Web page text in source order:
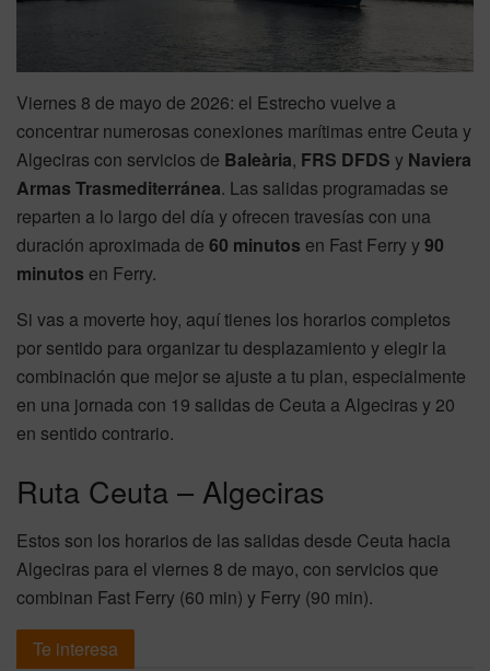
Viernes 8 de mayo de 2026: el Estrecho vuelve a
concentrar numerosas conexiones marítimas entre Ceuta y
Algeciras con servicios de Baleària, FRS DFDS y Naviera
Armas Trasmediterránea. Las salidas programadas se
reparten a lo largo del día y ofrecen travesías con una
duración aproximada de 60 minutos en Fast Ferry y90
minutos en Ferry.
Si vas a moverte hoy, aquí tienes los horarios completos
por sentido para organizar tu desplazamiento y elegir la
combinación que mejor se ajuste a tu plan, especialmente
en una jornada con 19 salidas de Ceuta a Algeciras y 20
en sentido contrario.
Ruta Ceuta – Algeciras
Estos son los horarios de las salidas desde Ceuta hacia
Algeciras para el viernes 8 de mayo, con servicios que
combinan Fast Ferry (60 min) y Ferry (90 min).
Te interesa